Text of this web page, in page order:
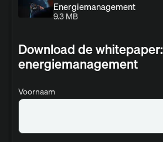
Energiemanagement
9.3 MB
Download de whitepaper:
energiemanagement
Voornaam